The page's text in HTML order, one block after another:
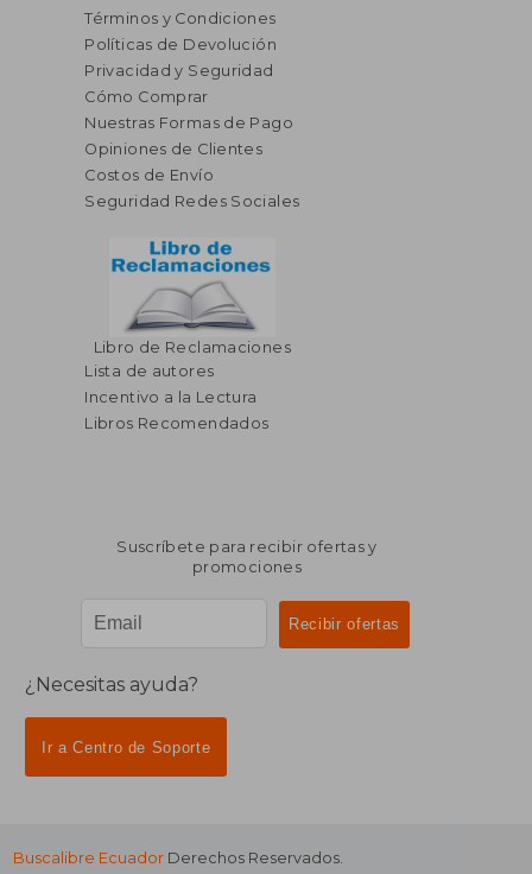
Términos y Condiciones
Políticas de Devolución
Privacidad y Seguridad
Cómo Comprar
Nuestras Formas de Pago
Opiniones de Clientes
Costos de Envío
Seguridad Redes Sociales
Libro de Reclamaciones
Lista de autores
Incentivo a la Lectura
Libros Recomendados
Suscríbete para recibir ofertas y
promociones
¿Necesitas ayuda?
Ir a Centro de Soporte
Buscalibre Ecuador Derechos Reservados.